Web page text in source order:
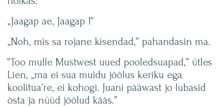
„Jaagap ae, Jaagap !“
„Noh, mis sa rojane kisendad,” pahandasin ma.
“Too mulle Mustwest uued pooledsuapad,” ütles
Lien, „ma ei sua muidu jöölus keriku ega
koolitua’re, ei kohogi. Juani pääwast jo lubasid
õsta ja nüüd jöölud kääs.”